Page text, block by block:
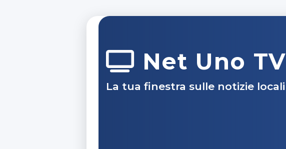
Net Uno TV
La tua finestra sulle notizie locali